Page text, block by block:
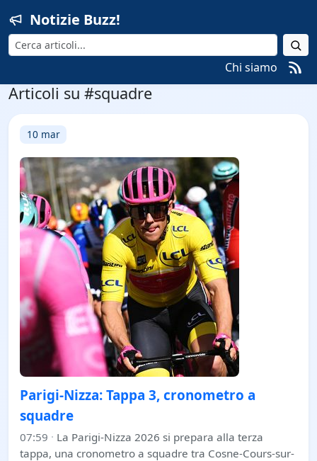
Notizie Buzz!
Cerca
Chi siamo
Articoli su #squadre
10 mar
Parigi-Nizza: Tappa 3, cronometro a
squadre
07:59 · La Parigi-Nizza 2026 si prepara alla terza
tappa, una cronometro a squadre tra Cosne-Cours-sur-